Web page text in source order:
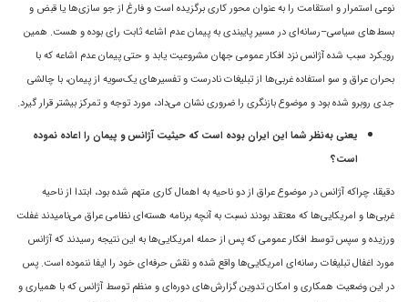
نوعی استمرار و استقامت را به عنوان محور کاری برگزیده است و فارغ از جو سازی‌ها یا قبض و
بسط‌های سیاسی–رسانه‌ای در مسیر پایبندی به پیمان عدم اشاعه ثابت رای بوده و هست. همین
رویکرد سبب شده آژانس نزد افکار عمومی جهان مشروعیت یابد و حتی پیمان عدم اشاعه که با
بحران عراق و سو استفاده غربی‌ها از تبلیغات نادرست و تفسیرهای یک‌سویه از پیمان، با چالشی
جدی روبرو شده بود و موضوع بازنگری را ضروری نشان می‌داد، مورد توجه و تمرکز بیشتر قرار گیرد.
یعنی به‌نظر شما این ایران بوده است که حیثیت آژانس و پیمان را اعاده نموده
است؟
دقیقا، چراکه آژانس در موضوع عراق از دو ناحیه به اهمال کاری متهم شده بود، ابتدا از ناحیه
غربی‌ها و امریکایی‌ها که معتقد بودند نسبت به آنچه برنامه هسته‌ای نظامی عراق می‌نامیدند غفلت
ورزیده و سپس توسط افکار عمومی که پس از حمله امریکایی‌ها به این نتیجه رسیدند که آژانس
مورد اغفال تبلیغات رسانه‌ای امریکایی‌ها واقع شده و نقش حرفه‌ای خود را ایفا ننموده‌ است. پس
در این وضعیت همکاری و امکان تدوین گزارش‌های دوره‌ای و منظم توسط آژانس که با همیاری و